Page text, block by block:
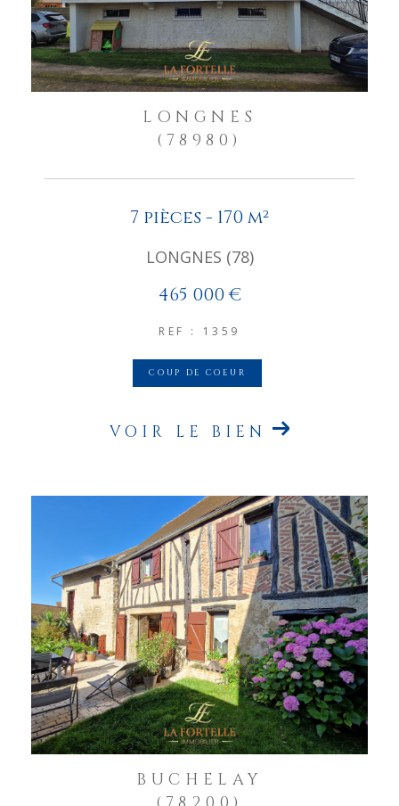
LONGNES
(78980)
7 pièces - 170 m²
LONGNES (78)
465 000 €
REF : 1359
COUP DE COEUR
VOIR LE BIEN
BUCHELAY